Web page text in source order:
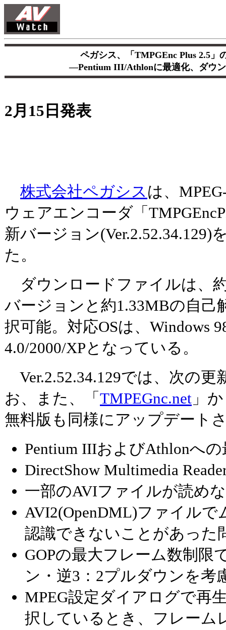
ペガシス、「TMPGEnc Plus 2.5」
―Pentium III/Athlonに最適化、ダウ
2月15日発表
株式会社ペガシス は、
ウェアエンコーダ「
新バージョン(Ver.2.52.34.129)
た。
ダウンロードファイルは、
バージョンと約1.33MBの自己
択可能。対応OSは、Windows
4.0/2000/XPとなっている。
Ver.2.52.34.129では、次の
お、また、「 TMPEGnc.net 」
無料版も同様にアップデート
Pentium IIIおよびAthlonへ
DirectShow Multimedia
一部のAVIファイルが読め
AVI2(OpenDML)ファイル
認識できないことがあった
GOPの最大フレーム数制限
ン・逆3：2プルダウンを考
MPEG設定ダイアログで再
択しているとき、フレーム